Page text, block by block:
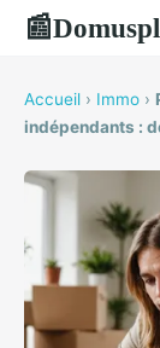
📰
Accueil › Immo ›
indépendants :